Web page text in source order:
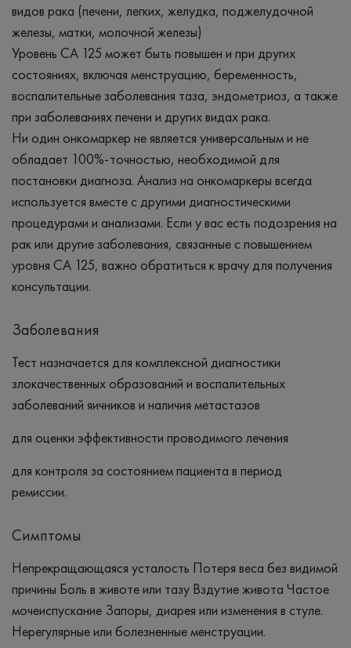
видов рака (печени, легких, желудка, поджелудочной
железы, матки, молочной железы)
Уровень CA 125 может быть повышен и при других
состояниях, включая менструацию, беременность,
воспалительные заболевания таза, эндометриоз, а также
при заболеваниях печени и других видах рака.
Ни один онкомаркер не является универсальным и не
обладает 100%-точностью, необходимой для
постановки диагноза. Анализ на онкомаркеры всегда
используется вместе с другими диагностическими
процедурами и анализами. Если у вас есть подозрения на
рак или другие заболевания, связанные с повышением
уровня CA 125, важно обратиться к врачу для получения
консультации.
Заболевания
Тест назначается для комплексной диагностики
злокачественных образований и воспалительных
заболеваний яичников и наличия метастазов
для оценки эффективности проводимого лечения
для контроля за состоянием пациента в период
ремиссии.
Симптомы
Непрекращающаяся усталость Потеря веса без видимой
причины Боль в животе или тазу Вздутие живота Частое
мочеиспускание Запоры, диарея или изменения в стуле.
Нерегулярные или болезненные менструации.